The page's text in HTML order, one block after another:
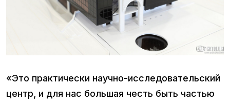
«Это практически научно-исследовательский
центр, и для нас большая честь быть частью